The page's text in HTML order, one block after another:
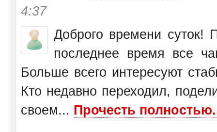
4:37
Доброго времени суток!
последнее время все
Больше всего интересуют
Кто недавно переходил,
своем... Прочесть